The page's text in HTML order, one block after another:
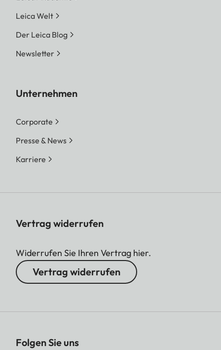
Leica Welt
Der Leica Blog
Newsletter
Unternehmen
Corporate
Presse & News
Karriere
Vertrag widerrufen
Widerrufen Sie Ihren Vertrag hier.
Vertrag widerrufen
Folgen Sie uns